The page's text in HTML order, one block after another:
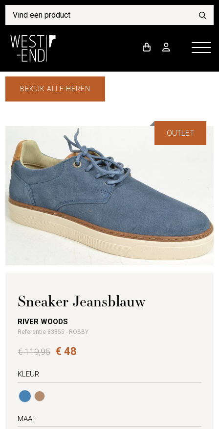
BEKIJK ALLE HEREN
OUTLET
Sneaker Jeansblauw
RIVER WOODS
Referentie 83355 - ROBBY
€ 119,95 € 48
KLEUR
MAAT